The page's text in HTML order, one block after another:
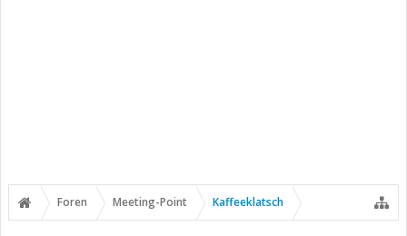
Foren Meeting-Point Kaffeeklatsch